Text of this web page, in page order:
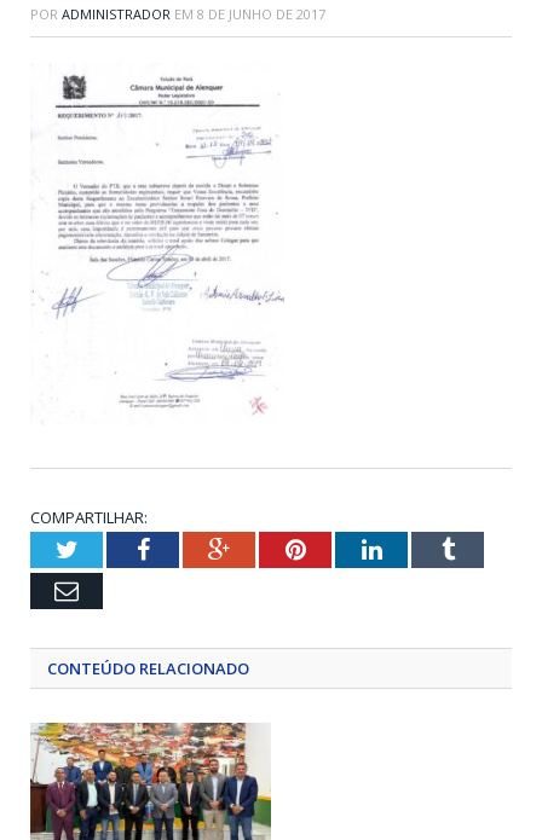
POR ADMINISTRADOR EM 8 DE JUNHO DE 2017
COMPARTILHAR:
TwitterFacebookGoogle+PinterestLinkedInTumblr
Email
CONTEÚDO RELACIONADO